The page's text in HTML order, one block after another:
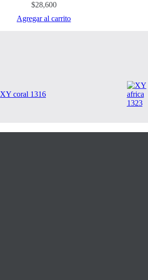
$28,600
Agregar al carrito
XY coral 1316